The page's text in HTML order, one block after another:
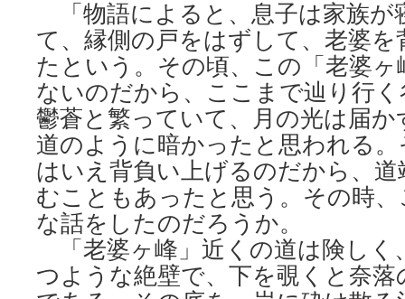
「物語によると、息子は家族が
て、縁側の戸をはずして、老婆
たという。その頃、この「老婆
ないのだから、ここまで辿り行
鬱蒼と繁っていて、月の光は届
道のように暗かったと思われる
はいえ背負い上げるのだから、
むこともあったと思う。その時
な話をしたのだろうか。
「老婆ヶ峰」近くの道は険しく
つような絶壁で、下を覗くと奈